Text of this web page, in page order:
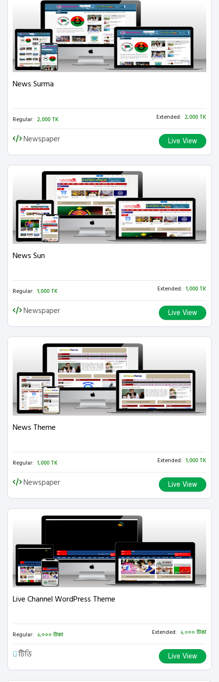
News Surma
Regular: 2,000 TK Extended: 2,000 TK
Newspaper Live View
News Sun
Regular: 1,000 TK Extended: 1,000 TK
Newspaper Live View
News Theme
Regular: 1,000 TK Extended: 1,000 TK
Newspaper Live View
Live Channel WordPress Theme
Regular: ২,০০০ টাকা Extended: ২,০০০ টাকা
টিভি Live View